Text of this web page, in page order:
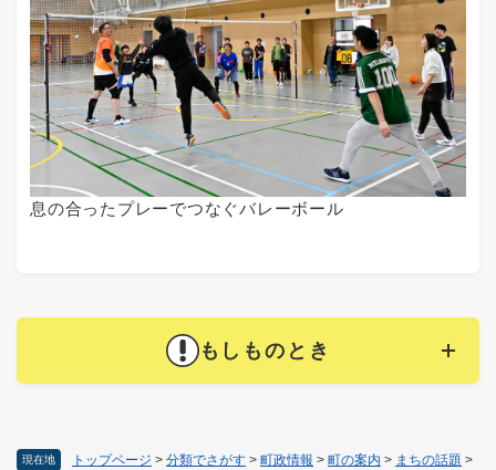
現在地 トップページ > 分類でさがす > 町政情報 > 町の案内 > まちの話題 >
息の合ったプレーでつなぐバレーボール
もしものとき